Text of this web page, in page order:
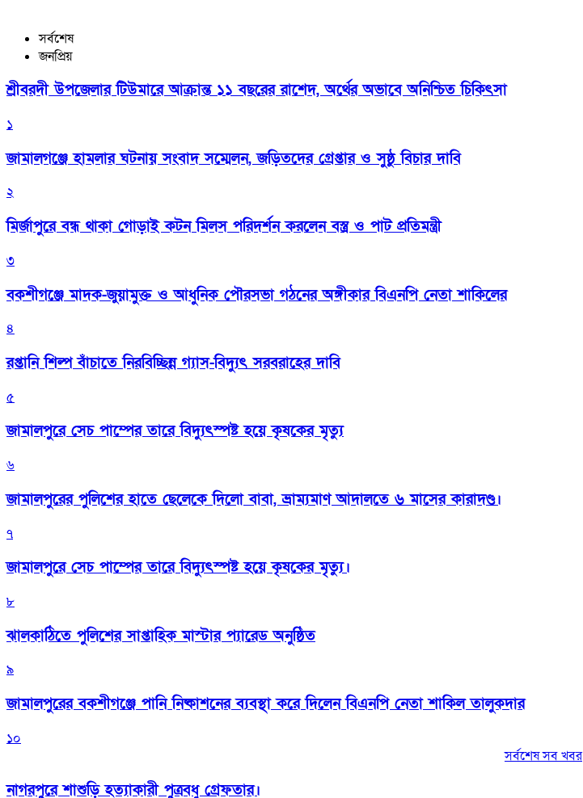
সর্বশেষ
জনপ্রিয়
শ্রীবরদী উপজেলার টিউমারে আক্রান্ত ১১ বছরের রাশেদ, অর্থের অভাবে অনিশ্চিত চিকিৎসা
১
জামালগঞ্জে হামলার ঘটনায় সংবাদ সম্মেলন, জড়িতদের গ্রেপ্তার ও সুষ্ঠু বিচার দাবি
২
মির্জাপুরে বন্ধ থাকা গোড়াই কটন মিলস পরিদর্শন করলেন বস্ত্র ও পাট প্রতিমন্ত্রী
৩
বকশীগঞ্জে মাদক-জুয়ামুক্ত ও আধুনিক পৌরসভা গঠনের অঙ্গীকার বিএনপি নেতা শাকিলের
৪
রপ্তানি শিল্প বাঁচাতে নিরবিচ্ছিন্ন গ্যাস-বিদ্যুৎ সরবরাহের দাবি
৫
জামালপুরে সেচ পাম্পের তারে বিদ্যুৎস্পষ্ট হয়ে কৃষকের মৃত্যু
৬
জামালপুরের পুলিশের হাতে ছেলেকে দিলো বাবা, ভ্রাম্যমাণ আদালতে ৬ মাসের কারাদণ্ড।
৭
জামালপুরে সেচ পাম্পের তারে বিদ্যুৎস্পষ্ট হয়ে কৃষকের মৃত্যু।
৮
‎ঝালকাঠিতে পুলিশের সাপ্তাহিক মাস্টার প্যারেড অনুষ্ঠিত
৯
জামালপুরের বকশীগঞ্জে পানি নিষ্কাশনের ব্যবস্থা করে দিলেন বিএনপি নেতা শাকিল তালুকদার
১০
সর্বশেষ সব খবর
নাগরপুরে শাশুড়ি হত্যাকারী পুত্রবধু গ্রেফতার।